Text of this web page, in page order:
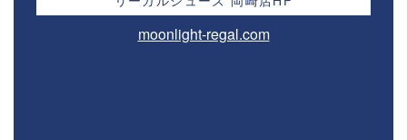
moonlight-regal.com